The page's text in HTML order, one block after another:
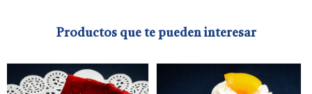
Productos que te pueden interesar